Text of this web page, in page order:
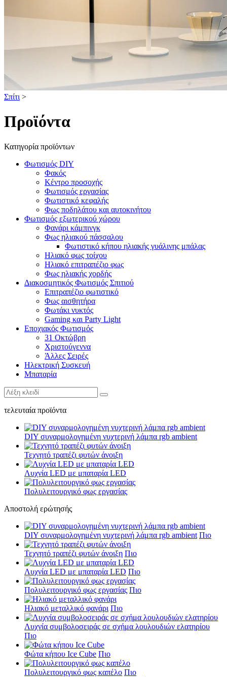
Σπίτι >
Προϊόντα
Κατηγορία προϊόντων
Φωτισμός DIY
Φακός
Κέντρο προσοχής
Φωτισμός εργασίας
Φωτιστικό κεφαλής
Φως ποδηλάτου και αυτοκινήτου
Φωτισμός εξωτερικού χώρου
Φανάρι κάμπινγκ
Φως ηλιακού πάσσαλου
Φωτιστικό κήπου ηλιακής γυάλινης μπάλας
Ηλιακό φως τοίχου
Ηλιακό επιτραπέζιο φως
Φως ηλιακής χορδής
Διακοσμητικός Φωτισμός Σπιτιού
Επιτραπέζιο φωτιστικό
Φως αισθητήρα
Φωτάκι νυκτός
Gaming και Party Light
Εποχιακός Φωτισμός
31 Οκτώβρη
Χριστούγεννα
Άλλες Σειρές
Ηλεκτρική Συσκευή
Μπαταρία
τελευταία προϊόντα
DIY συναρμολογημένη νυχτερινή λάμπα rgb ambient
Τεχνητό τραπέζι φυτών άνοιξη
Λυχνία LED με μπαταρία LED
Πολυλειτουργικό φως εργασίας
Αποστολή ερώτησής
DIY συναρμολογημένη νυχτερινή λάμπα rgb ambient Πιο
Τεχνητό τραπέζι φυτών άνοιξη Πιο
Λυχνία LED με μπαταρία LED Πιο
Πολυλειτουργικό φως εργασίας Πιο
Ηλιακό μεταλλικό φανάρι Πιο
Λυχνία συμβολοσειράς σε σχήμα λουλουδιών ελατηρίου
Πιο
Φώτα κήπου Ice Cube Πιο
Πολυλειτουργικό φως καπέλο Πιο